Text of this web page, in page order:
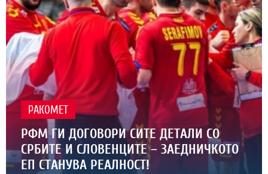
РАКОМЕТ
РФМ ГИ ДОГОВОРИ СИТЕ ДЕТАЛИ СО
СРБИТЕ И СЛОВЕНЦИТЕ – ЗАЕДНИЧКОТО
ЕП СТАНУВА РЕАЛНОСТ!